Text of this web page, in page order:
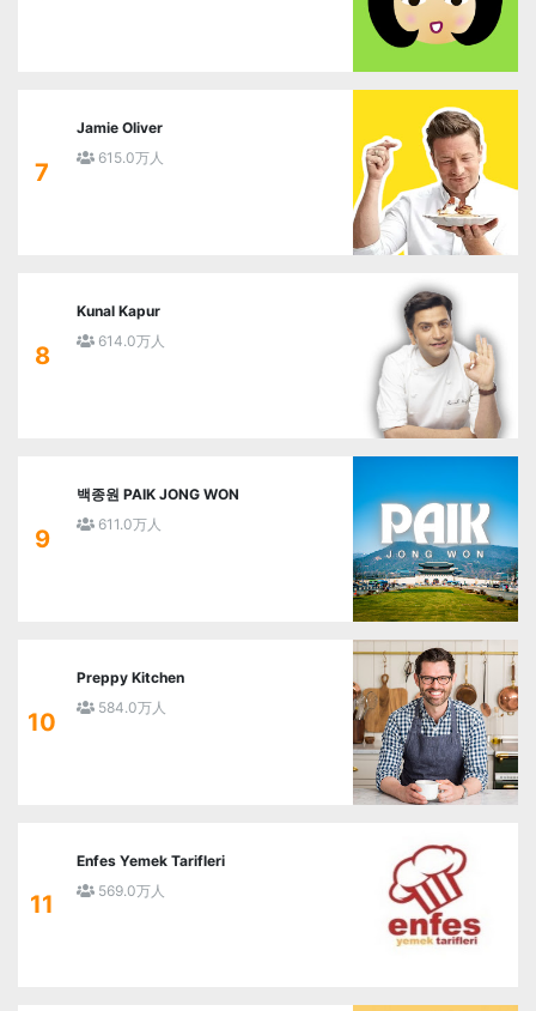
7
Jamie Oliver
615.0万人
8
Kunal Kapur
614.0万人
9
백종원 PAIK JONG WON
611.0万人
10
Preppy Kitchen
584.0万人
11
Enfes Yemek Tarifleri
569.0万人